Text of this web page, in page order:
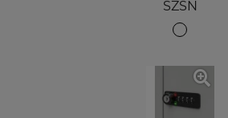
SZSN